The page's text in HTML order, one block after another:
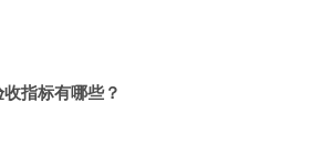
指标有哪些？